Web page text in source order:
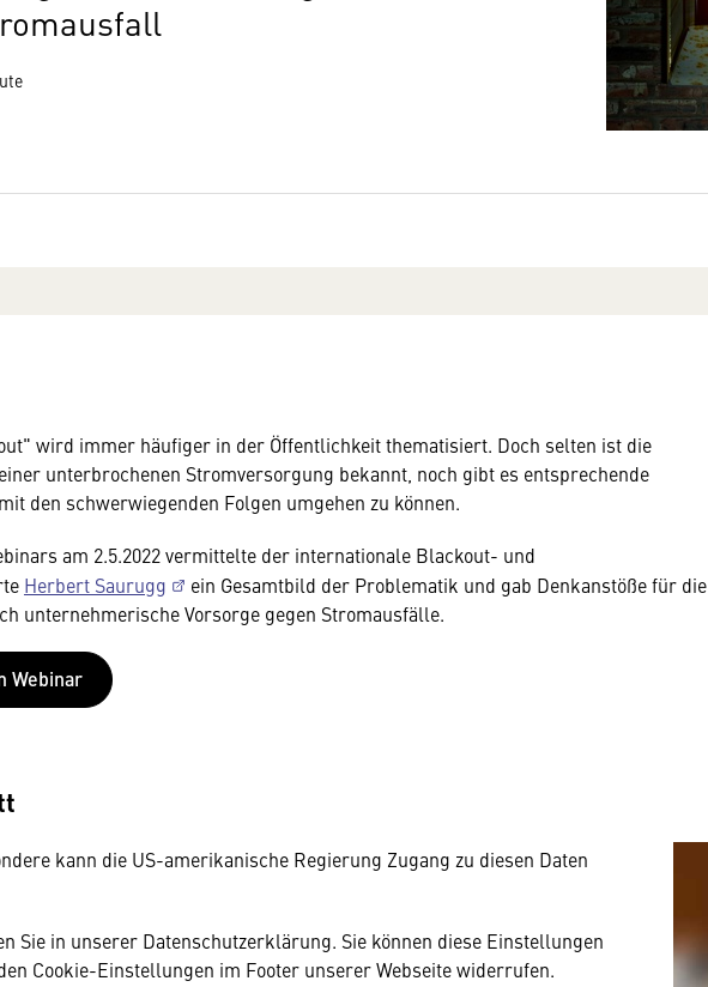
wird immer häufiger in der Öffentlichkeit thematisiert. Doch selten ist die
unterbrochenen Stromversorgung bekannt, noch gibt es entsprechende
den schwerwiegenden Folgen umgehen zu können.
am 2.5.2022 vermittelte der internationale Blackout- und
Herbert Saurugg
ein Gesamtbild der Problematik und gab Denkanstöße für die
unternehmerische Vorsorge gegen Stromausfälle.
Webinar­Ihre Zustimmung
Nutzerverhalten mitunter mit US-amerikanischen Anbietern austauscht.
kann die US-amerikanische Regierung Zugang zu diesen Daten
Sie in unserer Datenschutzerklärung. Sie können diese Einstellungen
Cookie-Einstellungen im Footer unserer Webseite widerrufen.